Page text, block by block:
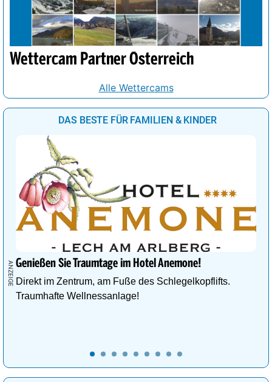
Wettercam Partner Österreich
Alle Wettercams
DAS BESTE FÜR FAMILIEN & KINDER
Genießen Sie Traumtage im Hotel Anemone!
Direkt im Zentrum, am Fuße des Schlegelkopflifts.
Traumhafte Wellnessanlage!